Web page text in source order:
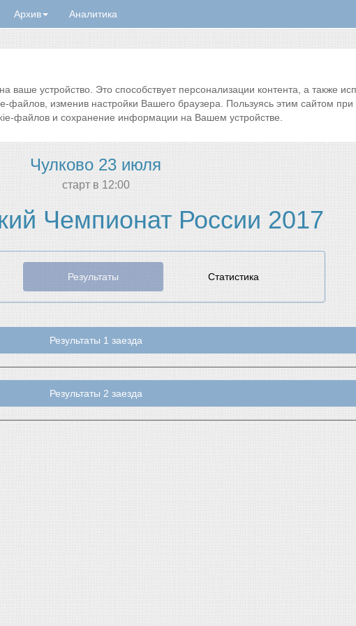
Архив Аналитика
устройство. Это способствует персонализации контента, а также
файлов, изменив настройки Вашего браузера. Пользуясь этим сайтом при
файлов и сохранение информации на Вашем устройстве.
Чулково 23 июля
cтарт в 12:00
Чемпионат России 2017
Результаты Статистика
Результаты 1 заезда
Результаты 2 заезда